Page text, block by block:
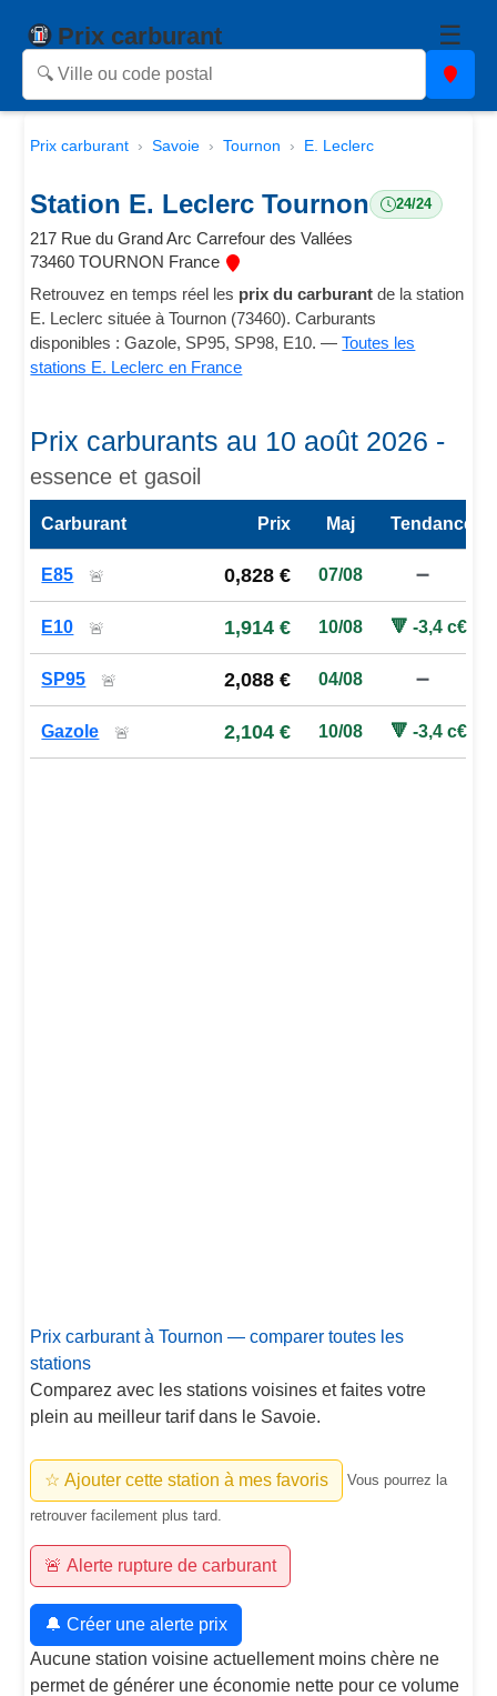
Prix carburant ☰
Prix carburant Savoie Tournon E. Leclerc
Station E. Leclerc Tournon 24/24
217 Rue du Grand Arc Carrefour des Vallées
73460 TOURNON France
Retrouvez en temps réel les prix du carburant de la station
E. Leclerc située à Tournon (73460). Carburants
disponibles : Gazole, SP95, SP98, E10. —Toutes les
stations E. Leclerc en France
Prix carburants au 10 août 2026 -
essence et gasoil
Carburant Prix Maj Tendance
E85 🚨 0,828 € 07/08 ➖
E10 🚨 1,914 € 10/08 🔻 -3,4 c€
SP95 🚨 2,088 € 04/08 ➖
Gazole 🚨 2,104 € 10/08 🔻 -3,4 c€
Prix carburant à Tournon — comparer toutes les
stations
Comparez avec les stations voisines et faites votre
plein au meilleur tarif dans le Savoie.
☆ Ajouter cette station à mes favoris Vous pourrez la
retrouver facilement plus tard.
🚨 Alerte rupture de carburant
🔔 Créer une alerte prix
Aucune station voisine actuellement moins chère ne
permet de générer une économie nette pour ce volume